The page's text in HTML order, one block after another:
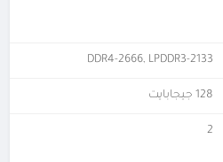
DDR4-2666, LPDDR3-2133
128 جيجابايت
2